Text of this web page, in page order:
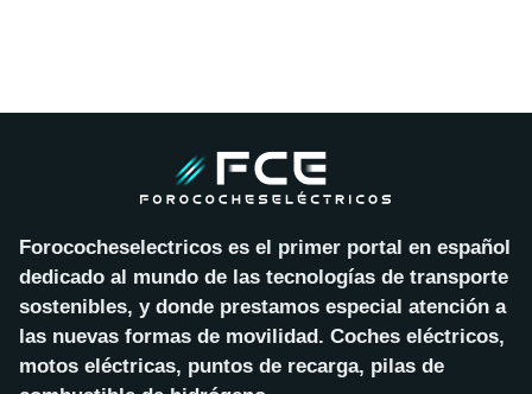
Forococheselectricos es el primer portal en español
dedicado al mundo de las tecnologías de transporte
sostenibles, y donde prestamos especial atención a
las nuevas formas de movilidad. Coches eléctricos,
motos eléctricas, puntos de recarga, pilas de